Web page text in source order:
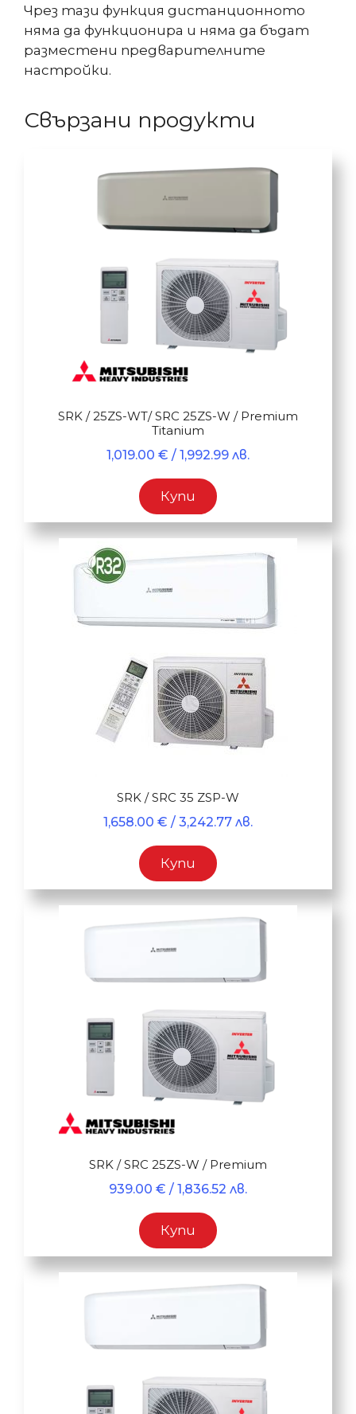
Чрез тази функция дистанционното
няма да функционира и няма да бъдат
разместени предварителните
настройки.
Свързани продукти
SRK / 25ZS-WT/ SRC 25ZS-W / Premium
Titanium
1,019.00 € / 1,992.99 лв.
Купи
SRK / SRC 35 ZSP-W
1,658.00 € / 3,242.77 лв.
Купи
SRK / SRC 25ZS-W / Premium
939.00 € / 1,836.52 лв.
Купи